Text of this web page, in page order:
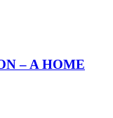
– A HOME